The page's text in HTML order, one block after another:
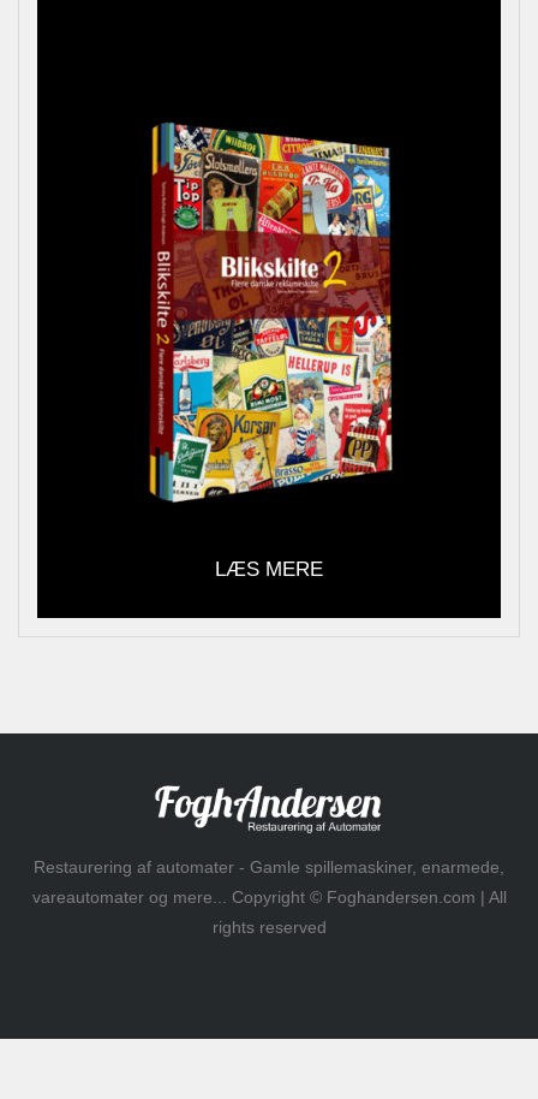
LÆS MERE
Restaurering af automater - Gamle spillemaskiner, enarmede,
vareautomater og mere... Copyright © Foghandersen.com | All
rights reserved